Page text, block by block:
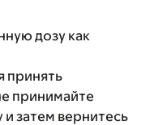
дозу как
принять
принимайте
затем вернитесь